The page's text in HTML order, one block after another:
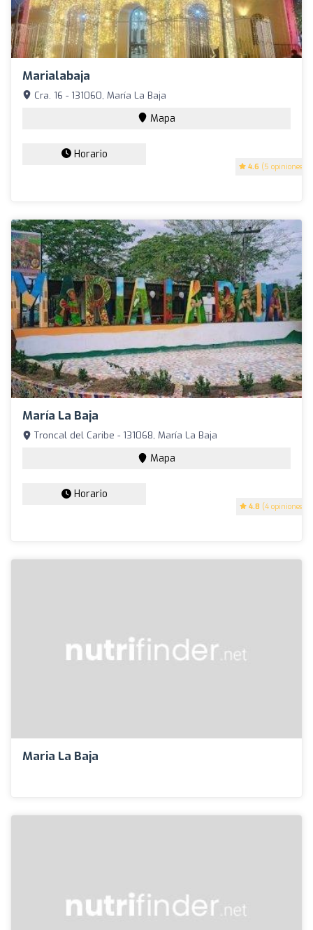
Marialabaja
4.6 (5 opiniones)
Cra. 16 - 131060, María La Baja
Mapa
Horario
María La Baja
4.8 (4 opiniones)
Troncal del Caribe - 131068, María La Baja
Mapa
Horario
Maria La Baja